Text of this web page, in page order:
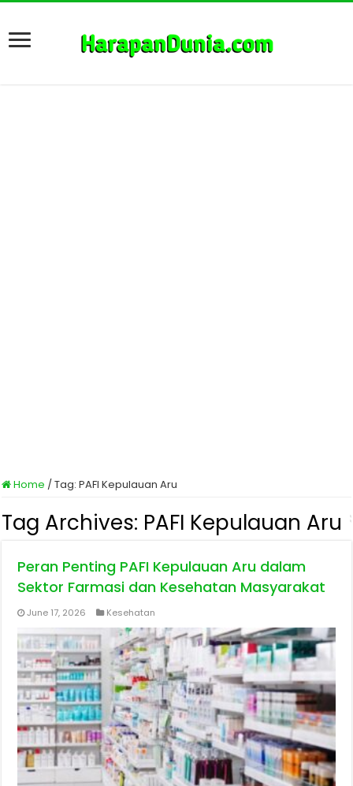
Home /Tag:PAFI Kepulauan Aru
Tag Archives: PAFI Kepulauan Aru
Peran Penting PAFI Kepulauan Aru dalam
Sektor Farmasi dan Kesehatan Masyarakat
June 17, 2026 Kesehatan